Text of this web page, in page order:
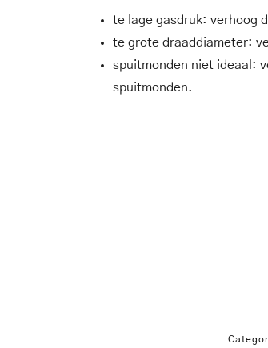
te lage gasdruk: verhoog
te grote draaddiameter:
spuitmonden niet ideaal:
spuitmonden.